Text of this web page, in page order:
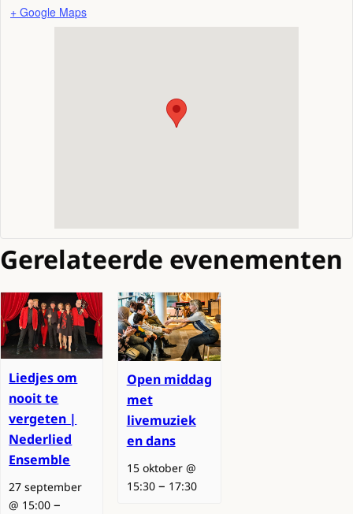
+ Google Maps
Gerelateerde evenementen
Liedjes om
nooit te
vergeten |
Nederlied
Ensemble
27 september
@ 15:00 –
Open middag
met
livemuziek
en dans
15 oktober @
15:30– 17:30